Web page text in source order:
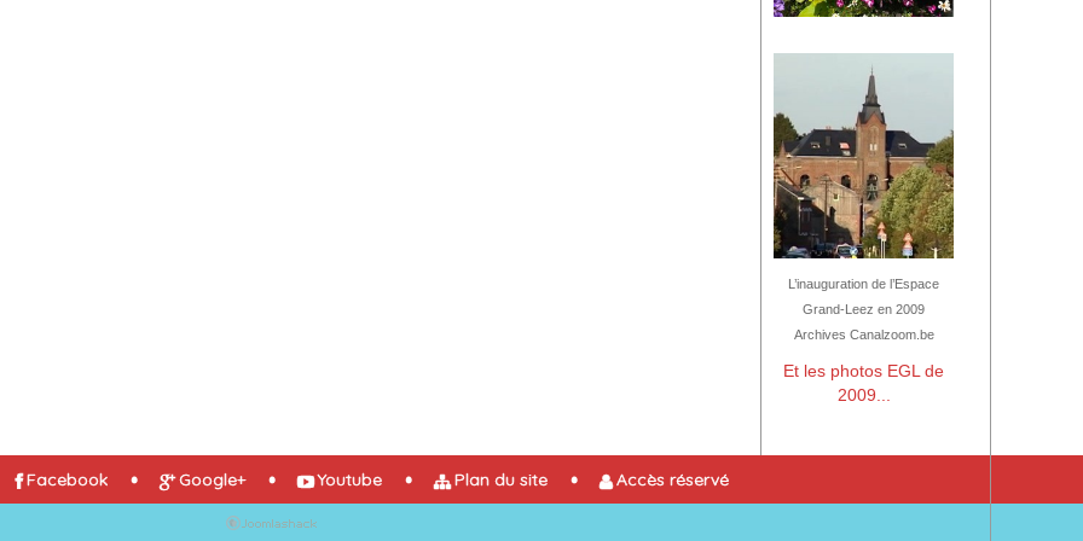
L’inauguration de l’Espace
Grand-Leez en 2009
Archives Canalzoom.be
Et les photos EGL de
2009...
Facebook Google+ Youtube Plan du site Accès réservé